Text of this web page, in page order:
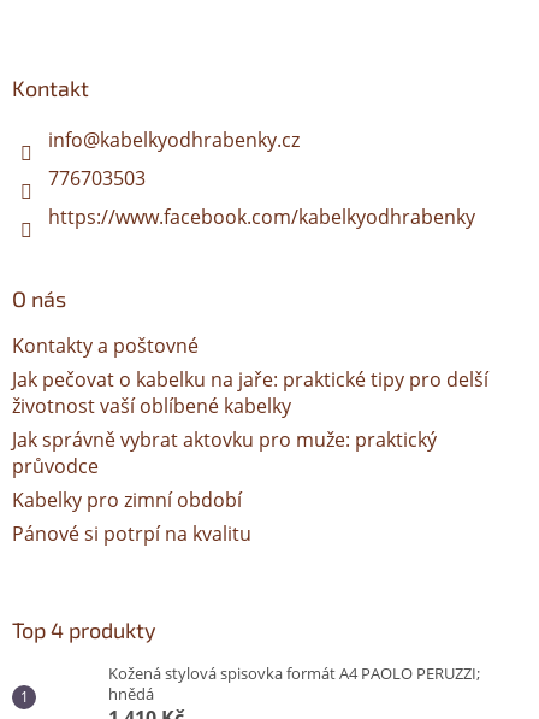
Kontakt
info@kabelkyodhrabenky.cz
776703503
https://www.facebook.com/kabelkyodhrabenky
O nás
Kontakty a poštovné
Jak pečovat o kabelku na jaře: praktické tipy pro delší
životnost vaší oblíbené kabelky
Jak správně vybrat aktovku pro muže: praktický
průvodce
Kabelky pro zimní období
Pánové si potrpí na kvalitu
Top 4 produkty
Kožená stylová spisovka formát A4 PAOLO PERUZZI;
hnědá